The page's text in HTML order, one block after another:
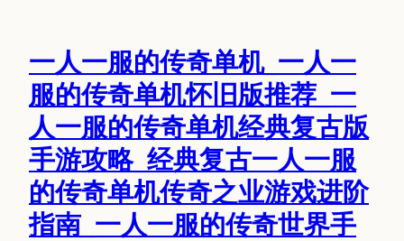
一人一服的传奇单机_一人一
服的传奇单机怀旧版推荐_一
人一服的传奇单机经典复古版
手游攻略_经典复古一人一服
的传奇单机传奇之业游戏进阶
指南_一人一服的传奇世界手